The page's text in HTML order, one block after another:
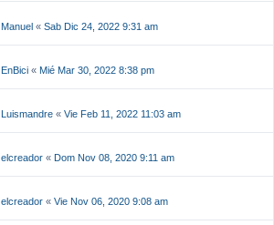
Manuel « Sab Dic 24, 2022 9:31 am
EnBici « Mié Mar 30, 2022 8:38 pm
Luismandre « Vie Feb 11, 2022 11:03 am
elcreador « Dom Nov 08, 2020 9:11 am
elcreador « Vie Nov 06, 2020 9:08 am